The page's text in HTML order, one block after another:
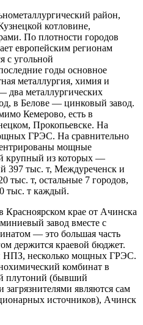
район,
котловине,
По плотности городов
европейским регионам
с угольной
годы основное
металлургия, химия и
два металлургических
в Белове — цинковый завод.
Кемерово, есть в
Прокопьевске. На
ГРЭС. На сравнительно
мощные
крупный из которых —
397 тыс. т, Междуреченск и
тыс. т, остальные 7 городов,
тыс. т каждый.
крае от Ачинска
завод вместе с
— это большая часть
держится краевой бюджет.
несколько мощных ГРЭС.
комбинат в
плутоний (бывший
являются сам
источников), Ачинск